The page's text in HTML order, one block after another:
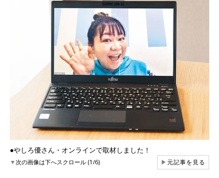
●やしろ優さん・オンラインで取材しました！
▼次の画像は下へスクロール (1/6) ▶元記事を見る